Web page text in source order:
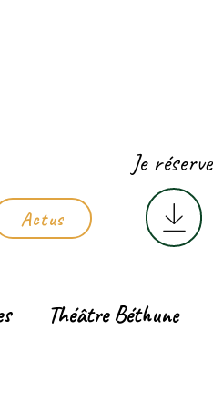
Actus
Je réserve
Théâtre Béthune